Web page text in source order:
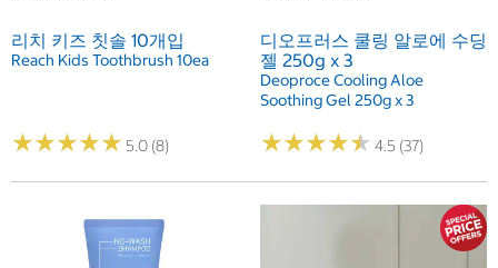
리치 키즈 칫솔 10개입
Reach Kids Toothbrush 10ea
★★★★★
★★★★★ 5.0 (8)
디오프러스 쿨링 알로에 수딩
젤 250g x 3
Deoproce Cooling Aloe
Soothing Gel 250g x 3
★★★★★
★★★★★ 4.5 (37)